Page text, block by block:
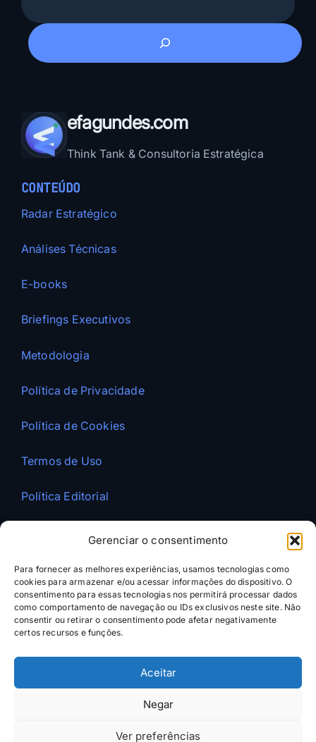
Gerenciar o consentimento
Para fornecer as melhores experiências, usamos tecnologias como
cookies para armazenar e/ou acessar informações do dispositivo. O
consentimento para essas tecnologias nos permitirá processar dados
como comportamento de navegação ou IDs exclusivos neste site. Não
consentir ou retirar o consentimento pode afetar negativamente
certos recursos e funções.
Aceitar
Negar
Ver preferências
efagundes.com
Think Tank & Consultoria Estratégica
CONTEÚDO
Radar Estratégico
Análises Técnicas
E-books
Briefings Executivos
Metodologia
Política de Privacidade
Política de Cookies
Termos de Uso
Política Editorial
YouTube
Instagram